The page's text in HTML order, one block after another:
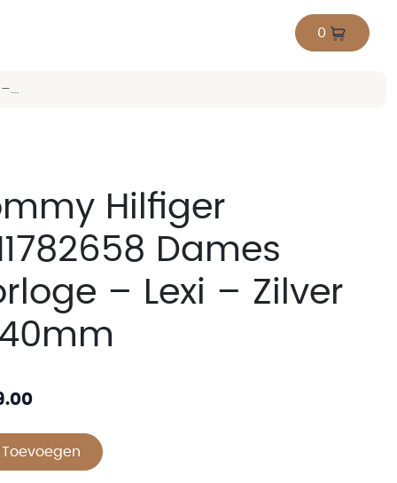
0
Hilfiger
Dames
– Lexi – Zilver
Toevoegen